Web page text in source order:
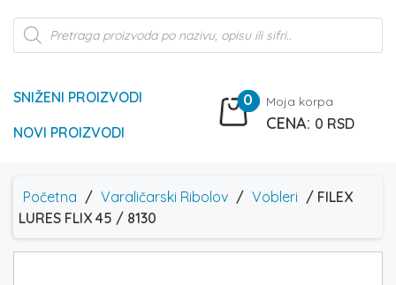
Products
search
SNIŽENI PROIZVODI
NOVI PROIZVODI
0 Moja korpa
0 RSD
Početna / Varaličarski Ribolov / Vobleri / FILEX
LURES FLIX 45 / 8130